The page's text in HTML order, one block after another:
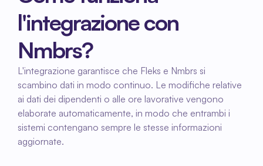
l'integrazione con
Nmbrs?
L'integrazione garantisce che Fleks e Nmbrs si
scambino dati in modo continuo. Le modifiche relative
ai dati dei dipendenti o alle ore lavorative vengono
elaborate automaticamente, in modo che entrambi i
sistemi contengano sempre le stesse informazioni
aggiornate.